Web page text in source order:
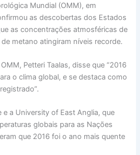
Mundial (OMM), em
as descobertas dos Estados
as concentrações atmosféricas de
metano atingiram níveis recorde.
Petteri Taalas, disse que “2016
o clima global, e se destaca como
e a University of East Anglia, que
globais para as Nações
que 2016 foi o ano mais quente